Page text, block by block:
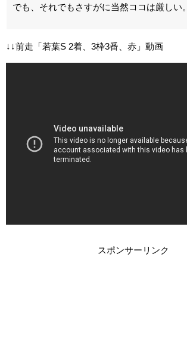
でも、それでもさすがに当然ココは厳しい。
↓↓前走「若葉S 2着、3枠3番、赤」動画
スポンサーリンク